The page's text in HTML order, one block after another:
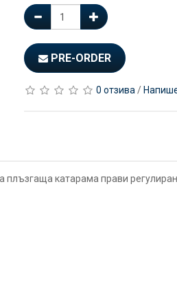
PRE-ORDER
0 отзива /
катарама прави